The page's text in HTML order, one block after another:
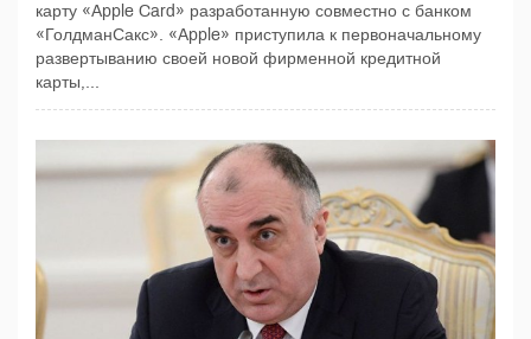
карту «Apple Card» разработанную совместно с банком
«ГолдманСакс». «Apple» приступила к первоначальному
развертыванию своей новой фирменной кредитной
карты,...